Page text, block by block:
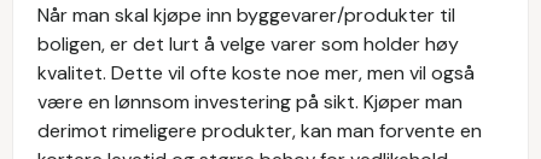
Når man skal kjøpe inn byggevarer/produkter til
boligen, er det lurt å velge varer som holder høy
kvalitet. Dette vil ofte koste noe mer, men vil også
være en lønnsom investering på sikt. Kjøper man
derimot rimeligere produkter, kan man forvente en